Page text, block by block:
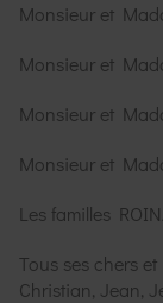
Monsieur et
Monsieur et
Monsieur et
Monsieur et
Les familles
Tous ses chers
Christian, Jean,